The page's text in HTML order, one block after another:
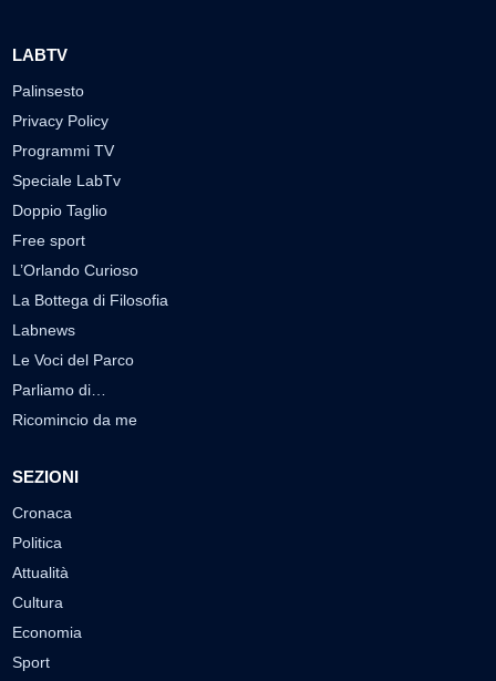
LABTV
Palinsesto
Privacy Policy
Programmi TV
Speciale LabTv
Doppio Taglio
Free sport
L’Orlando Curioso
La Bottega di Filosofia
Labnews
Le Voci del Parco
Parliamo di…
Ricomincio da me
SEZIONI
Cronaca
Politica
Attualità
Cultura
Economia
Sport